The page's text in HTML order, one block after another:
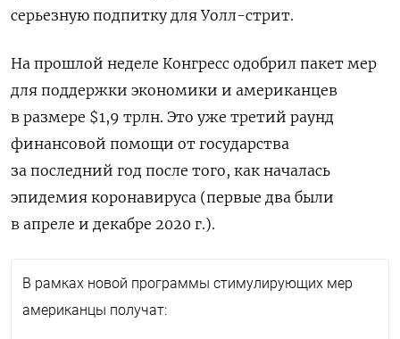
серьезную подпитку для Уолл-стрит.
На прошлой неделе Конгресс одобрил пакет мер
для поддержки экономики и американцев
в размере $1,9 трлн. Это уже третий раунд
финансовой помощи от государства
за последний год после того, как началась
эпидемия коронавируса (первые два были
в апреле и декабре 2020 г.).
В рамках новой программы стимулирующих мер
американцы получат: